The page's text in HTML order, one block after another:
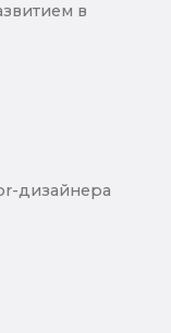
в
дизайнера